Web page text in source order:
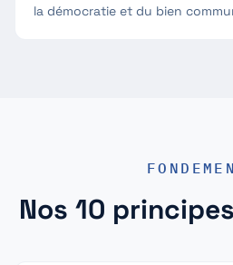
la démocratie et du bien
Nos 10